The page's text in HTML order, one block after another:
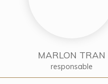
MARLON TRAN
responsable